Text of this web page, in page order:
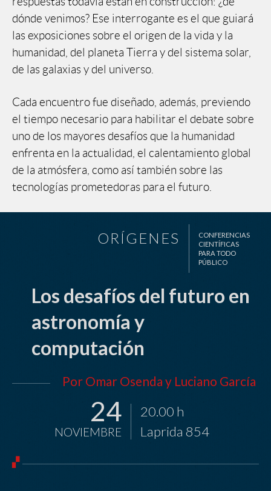
dónde venimos? Ese interrogante es el que guiará
las exposiciones sobre el origen de la vida y la
humanidad, del planeta Tierra y del sistema solar,
de las galaxias y del universo.
Cada encuentro fue diseñado, además, previendo
el tiempo necesario para habilitar el debate sobre
uno de los mayores desafíos que la humanidad
enfrenta en la actualidad, el calentamiento global
de la atmósfera, como así también sobre las
tecnologías prometedoras para el futuro.